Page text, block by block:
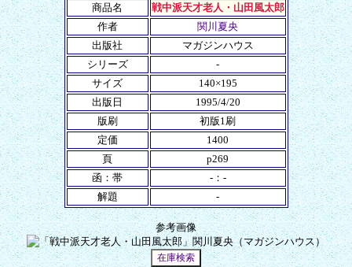
商品名
戦中派天才老人・山田風太郎
作者
関川夏央
出版社
マガジンハウス
シリーズ
-
サイズ
140×195
出版日
1995/4/20
版刷
初版1刷
定価
1400
頁
p269
函：帯
-：-
解題
-
参考画像